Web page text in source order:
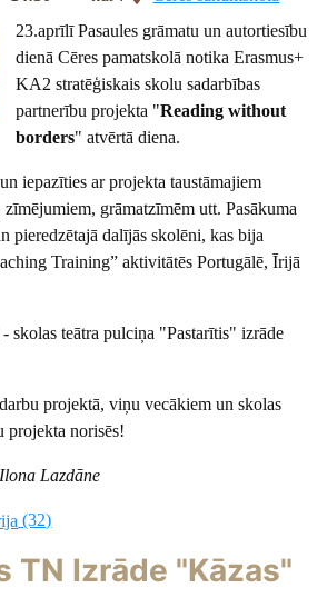
23.aprīlī Pasaules grāmatu un autortiesību
dienā Cēres pamatskolā notika Erasmus+
KA2 stratēģiskais skolu sadarbības
partnerību projekta "Reading without
borders" atvērtā diena.
iepazīties ar projekta taustāmajiem
grāmatzīmēm utt. Pasākuma
pieredzētajā dalījās skolēni, kas bija
Training” aktivitātēs Portugālē, Īrijā
skolas teātra pulciņa "Pastarītis" izrāde
projektā, viņu vecākiem un skolas
projekta norisēs!
Lazdāne
(32)
TN Izrāde "Kāzas"